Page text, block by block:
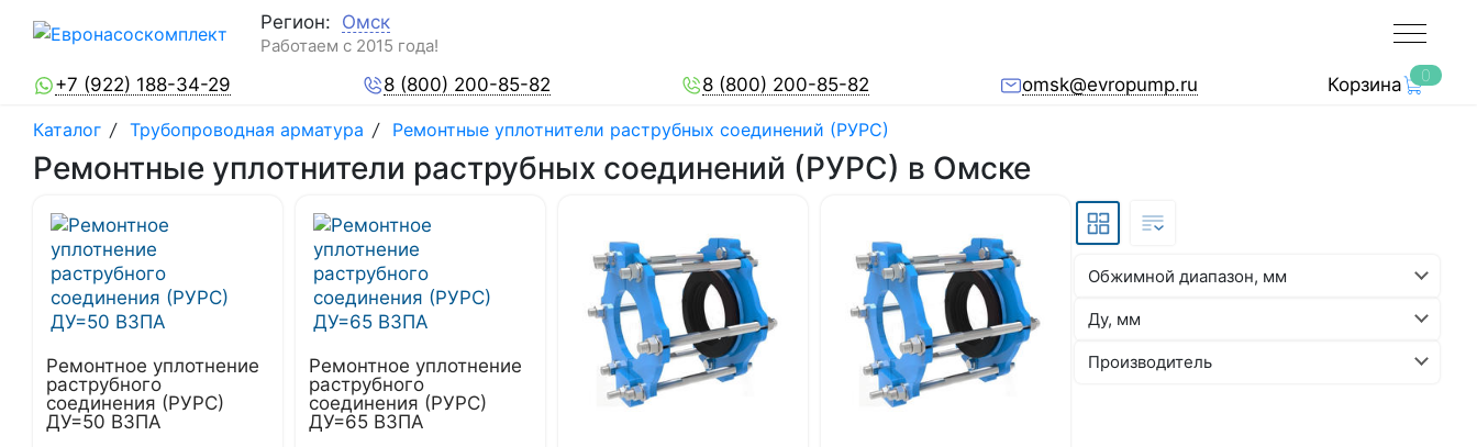
Регион: Омск
Работаем с 2015 года!
+7 (922) 188-34-29 8 (800) 200-85-82 8 (800) 200-85-82 omsk@evropump.ru Корзина 0
Каталог / Трубопроводная арматура / Ремонтные уплотнители раструбных соединений (РУРС)
Ремонтные уплотнители раструбных соединений (РУРС) в Омске
Ремонтное уплотнение
раструбного
соединения (РУРС)
ДУ=50 ВЗПА
Ремонтное уплотнение
раструбного
соединения (РУРС)
ДУ=65 ВЗПА
Обжимной диапазон, мм
Ду, мм
Производитель